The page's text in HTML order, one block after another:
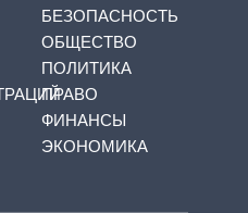
БЕЗОПАСНОСТЬ
ОБЩЕСТВО
ПОЛИТИКА
ПРАВО
ФИНАНСЫ
ЭКОНОМИКА